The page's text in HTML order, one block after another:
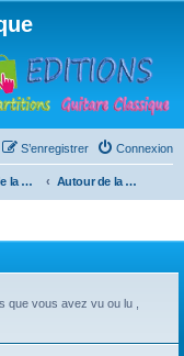
Connexion
S’enregistrer
Autour de la machine à café Autour de la machine à café
que vous avez vu ou lu ,